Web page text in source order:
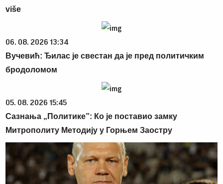
više
06. 08. 2026 13:34
Вучевић: Ђилас је свестан да је пред политичким
бродоломом
05. 08. 2026 15:45
Сазнања „Политике”: Ко је поставио замку
Митрополиту Методију у Горњем Заостру